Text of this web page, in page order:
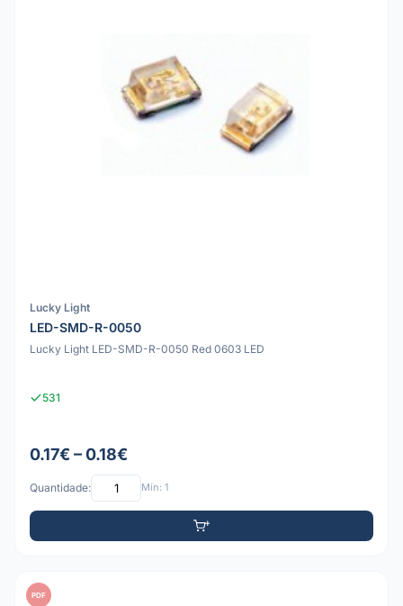
Lucky Light
LED-SMD-R-0050
Lucky Light LED-SMD-R-0050 Red 0603 LED
531
0.17€ – 0.18€
Quantidade: Mín: 1
PDF